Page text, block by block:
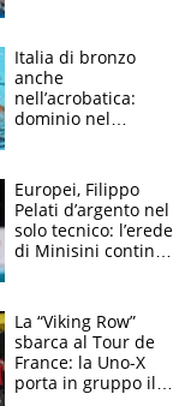
Italia di bronzo
anche
nell’acrobatica:
dominio nel
e compagni
continuare
Europei, Filippo
Pelati d’argento nel
solo tecnico: l’erede
di Minisini continua
mirino
La “Viking Row”
sbarca al Tour de
France: la Uno-X
porta in gruppo il